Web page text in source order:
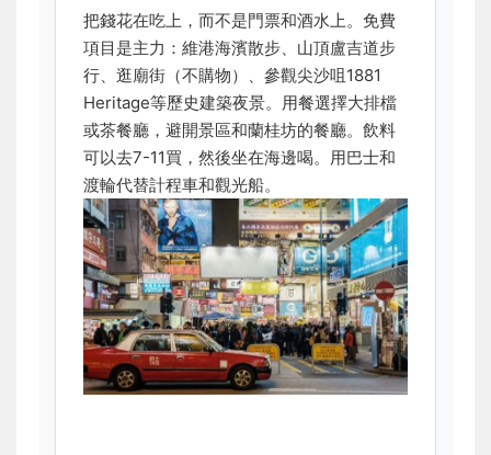
把錢花在吃上，而不是門票和酒水上。免費
項目是主力：維港海濱散步、山頂盧吉道步
行、逛廟街（不購物）、參觀尖沙咀1881
Heritage等歷史建築夜景。用餐選擇大排檔
或茶餐廳，避開景區和蘭桂坊的餐廳。飲料
可以去7-11買，然後坐在海邊喝。用巴士和
渡輪代替計程車和觀光船。